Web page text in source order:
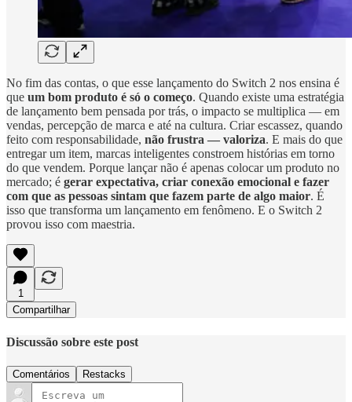
No fim das contas, o que esse lançamento do Switch 2 nos ensina é
que um bom produto é só o começo. Quando existe uma estratégia
de lançamento bem pensada por trás, o impacto se multiplica — em
vendas, percepção de marca e até na cultura. Criar escassez, quando
feito com responsabilidade, não frustra — valoriza. E mais do que
entregar um item, marcas inteligentes constroem histórias em torno
do que vendem. Porque lançar não é apenas colocar um produto no
mercado; é gerar expectativa, criar conexão emocional e fazer
com que as pessoas sintam que fazem parte de algo maior. É
isso que transforma um lançamento em fenômeno. E o Switch 2
provou isso com maestria.
1
Compartilhar
Discussão sobre este post
Comentários Restacks